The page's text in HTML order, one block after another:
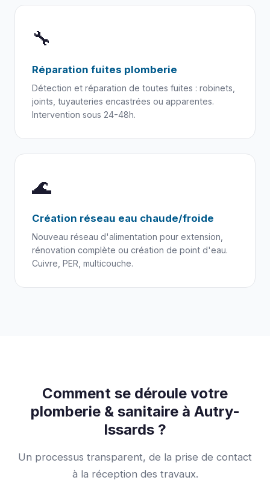
🔧
Réparation fuites plomberie
Détection et réparation de toutes fuites : robinets,
joints, tuyauteries encastrées ou apparentes.
Intervention sous 24-48h.
🌊
Création réseau eau chaude/froide
Nouveau réseau d'alimentation pour extension,
rénovation complète ou création de point d'eau.
Cuivre, PER, multicouche.
Comment se déroule votre
plomberie & sanitaire à Autry-
Issards ?
Un processus transparent, de la prise de contact
à la réception des travaux.